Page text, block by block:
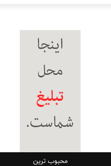
محبوب ترین